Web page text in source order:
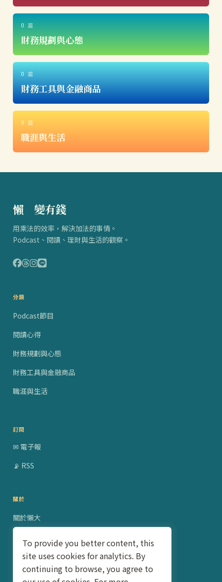
0 篇
財務規劃與心態
0 篇
財務工具與金融商品
0 篇
職涯與生活
懶得 變有錢
用乘法的效率，解決加法的事情。
Podcast、閱讀、理財與生活的觀察。
分類
Podcast節目
閱讀心得
財務規劃與心態
財務工具與金融商品
職涯與生活
訂閱
✉ 電子報
📡 RSS
關於
關於懶大
隱私權政策
聯絡我
To provide you better content, this
site uses cookies for analytics. By
continuing to browse, you agree to